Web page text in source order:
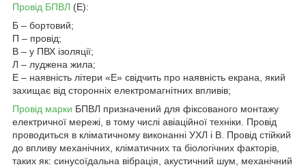
Провід БПВЛ (Е):
Б – бортовий;
П – провід;
В – у ПВХ ізоляції;
Л – луджена жила;
Е – наявність літери «Е» свідчить про наявність екрана, який
захищає від сторонніх електромагнітних впливів;
Провід марки БПВЛ призначений для фіксованого монтажу
електричної мережі, в тому числі авіаційної техніки. Провід
проводиться в кліматичному виконанні УХЛ і В. Провід стійкий
до впливу механічних, кліматичних та біологічних факторів,
таких як: синусоїдальна вібрація, акустичний шум, механічний